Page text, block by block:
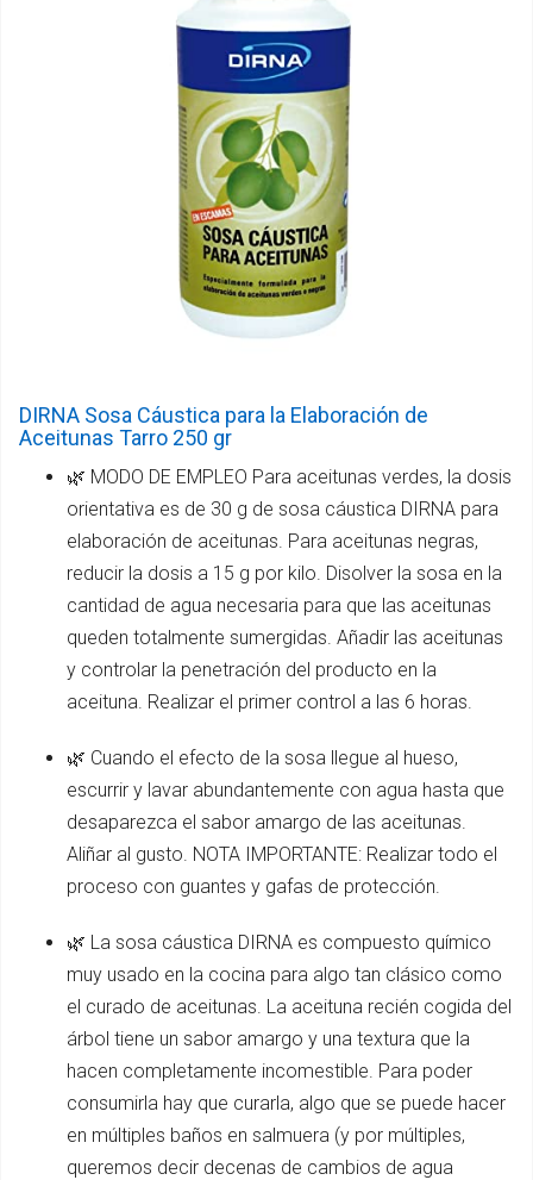
DIRNA Sosa Cáustica para la Elaboración de
Aceitunas Tarro 250 gr
🌿 MODO DE EMPLEO Para aceitunas verdes, la dosis
orientativa es de 30 g de sosa cáustica DIRNA para
elaboración de aceitunas. Para aceitunas negras,
reducir la dosis a 15 g por kilo. Disolver la sosa en la
cantidad de agua necesaria para que las aceitunas
queden totalmente sumergidas. Añadir las aceitunas
y controlar la penetración del producto en la
aceituna. Realizar el primer control a las 6 horas.
🌿 Cuando el efecto de la sosa llegue al hueso,
escurrir y lavar abundantemente con agua hasta que
desaparezca el sabor amargo de las aceitunas.
Aliñar al gusto. NOTA IMPORTANTE: Realizar todo el
proceso con guantes y gafas de protección.
🌿 La sosa cáustica DIRNA es compuesto químico
muy usado en la cocina para algo tan clásico como
el curado de aceitunas. La aceituna recién cogida del
árbol tiene un sabor amargo y una textura que la
hacen completamente incomestible. Para poder
consumirla hay que curarla, algo que se puede hacer
en múltiples baños en salmuera (y por múltiples,
queremos decir decenas de cambios de agua